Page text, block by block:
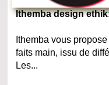
Ithemba design
Ithemba vous
faits main, issu de
Les...